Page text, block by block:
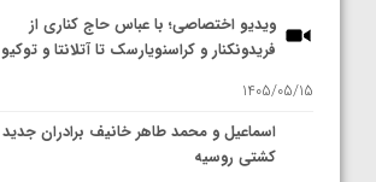
ویدیو اختصاصی؛ با عباس حاج کناری از
فریدونکنار و کراسنویارسک تا آتلانتا و توکیو
1405/05/15
اسماعیل و محمد طاهر خانیف برادران جدید
کشتی روسیه